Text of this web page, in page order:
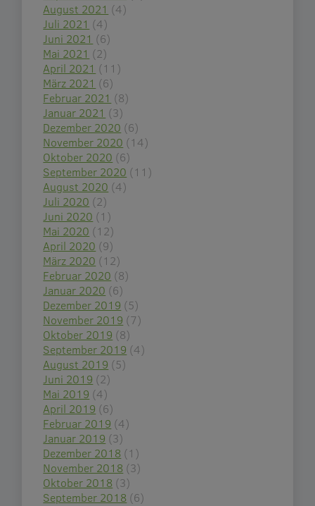
August 2021 (4)
Juli 2021 (4)
Juni 2021 (6)
Mai 2021 (2)
April 2021 (11)
März 2021 (6)
Februar 2021 (8)
Januar 2021 (3)
Dezember 2020 (6)
November 2020 (14)
Oktober 2020 (6)
September 2020 (11)
August 2020 (4)
Juli 2020 (2)
Juni 2020 (1)
Mai 2020 (12)
April 2020 (9)
März 2020 (12)
Februar 2020 (8)
Januar 2020 (6)
Dezember 2019 (5)
November 2019 (7)
Oktober 2019 (8)
September 2019 (4)
August 2019 (5)
Juni 2019 (2)
Mai 2019 (4)
April 2019 (6)
Februar 2019 (4)
Januar 2019 (3)
Dezember 2018 (1)
November 2018 (3)
Oktober 2018 (3)
September 2018 (6)